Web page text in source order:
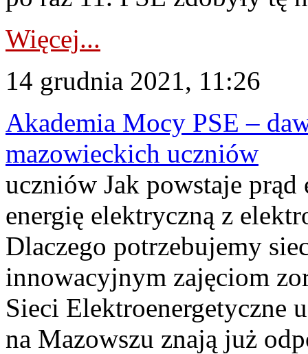
Więcej...
14 grudnia 2021, 11:26
Akademia Mocy PSE –
mazowieckich uczniów
uczniów Jak powstaje
energię elektryczną z
Dlaczego potrzebujemy
innowacyjnym zajęciom
Sieci Elektroenergetyczne
na Mazowszu znają już